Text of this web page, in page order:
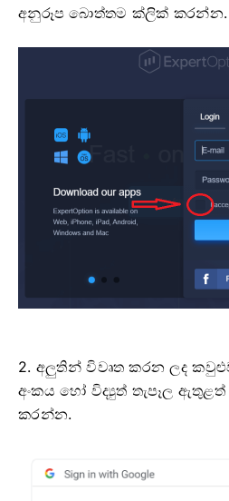
අනුරූප බොත්තම ක්ලික් කරන්න.
2. අලුතින් විවෘත කරන ලද
අංකය හෝ විද්‍යුත් තැපෑල
කරන්න.